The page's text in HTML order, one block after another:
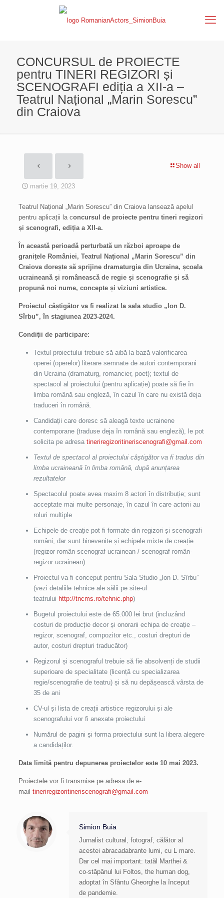
CONCURSUL de PROIECTE
pentru TINERI REGIZORI și
SCENOGRAFI ediția a XII-a –
Teatrul Național „Marin Sorescu”
din Craiova
Show all
martie 19, 2023
Teatrul Național „Marin Sorescu” din Craiova lansează apelul
pentru aplicații la concursul de proiecte pentru tineri regizori
și scenografi, ediția a XII-a.
În această perioadă perturbată un război aproape de
granițele României, Teatrul Național „Marin Sorescu” din
Craiova dorește să sprijine dramaturgia din Ucraina, școala
ucraineană și românească de regie și scenografie și să
propună noi nume, concepte și viziuni artistice.
Proiectul câștigător va fi realizat la sala studio „Ion D.
Sîrbu”, în stagiunea 2023-2024.
Condiţii de participare:
Textul proiectului trebuie să aibă la bază valorificarea
operei (operelor) literare semnate de autori contemporani
din Ucraina (dramaturg, romancier, poet); textul de
spectacol al proiectului (pentru aplicație) poate să fie în
limba română sau engleză, în cazul în care nu există deja
traduceri în română.
Candidații care doresc să aleagă texte ucrainene
contemporane (traduse deja în română sau engleză), le pot
solicita pe adresa tineriregizoritineriscenografi@gmail.com
Textul de spectacol al proiectului câștigător va fi tradus din
limba ucraineană în limba română, după anunțarea
rezultatelor
Spectacolul poate avea maxim 8 actori în distribuție; sunt
acceptate mai multe personaje, în cazul în care actorii au
roluri multiple
Echipele de creație pot fi formate din regizori și scenografi
români, dar sunt binevenite și echipele mixte de creație
(regizor român-scenograf ucrainean / scenograf român-
regizor ucrainean)
Proiectul va fi conceput pentru Sala Studio „Ion D. Sîrbu”
(vezi detaliile tehnice ale sălii pe site-ul
teatrului http://tncms.ro/tehnic.php)
Bugetul proiectului este de 65.000 lei brut (incluzând
costuri de producție decor și onorarii echipa de creație –
regizor, scenograf, compozitor etc., costuri drepturi de
autor, costuri drepturi traducător)
Regizorul și scenograful trebuie să fie absolvenți de studii
superioare de specialitate (licență cu specializarea
regie/scenografie de teatru) și să nu depășească vârsta de
35 de ani
CV-ul și lista de creații artistice regizorului și ale
scenografului vor fi anexate proiectului
Numărul de pagini și forma proiectului sunt la libera alegere
a candidaților.
Data limită pentru depunerea proiectelor este 10 mai 2023.
Proiectele vor fi transmise pe adresa de e-
mail tineriregizoritineriscenografi@gmail.com
Simion Buia
Jurnalist cultural, fotograf, călător al
acestei abracadabrante lumi, cu L mare.
Dar cel mai important: tatăl Marthei &
co-stăpânul lui Foltos, the human dog,
adoptat în Sfântu Gheorghe la început
de pandemie.